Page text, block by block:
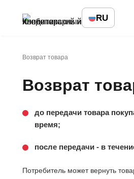
RU
Возврат товара
Возврат
до передачи товара
время;
после передачи - в
Потребитель может вернуть